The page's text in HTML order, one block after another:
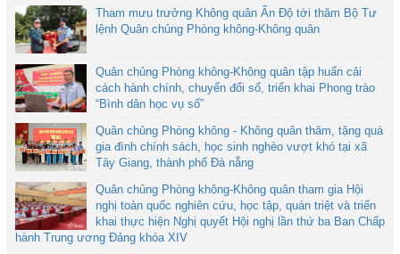
Tham mưu trưởng Không quân Ấn Độ tới thăm Bộ Tư
lệnh Quân chủng Phòng không-Không quân
Quân chủng Phòng không-Không quân tập huấn cải
cách hành chính, chuyển đổi số, triển khai Phong trào
“Bình dân học vụ số”
Quân chủng Phòng không - Không quân thăm, tặng quà
gia đình chính sách, học sinh nghèo vượt khó tại xã
Tây Giang, thành phố Đà nẵng
Quân chủng Phòng không-Không quân tham gia Hội
nghị toàn quốc nghiên cứu, học tập, quán triệt và triển
khai thực hiện Nghị quyết Hội nghị lần thứ ba Ban Chấp
hành Trung ương Đảng khóa XIV